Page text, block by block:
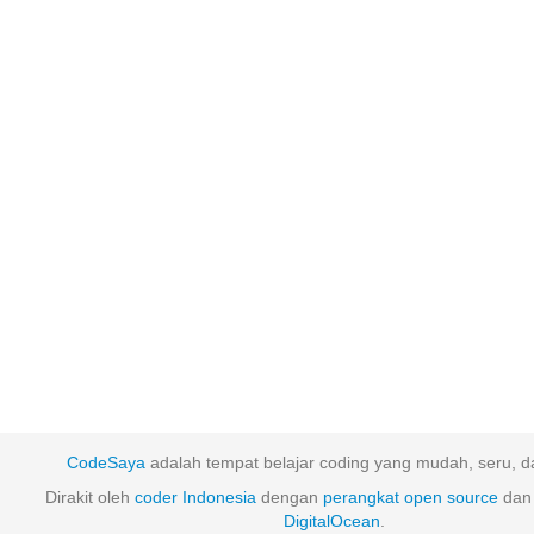
CodeSaya adalah tempat belajar coding yang mudah, seru,
Dirakit oleh coder Indonesia dengan perangkat open source
DigitalOcean